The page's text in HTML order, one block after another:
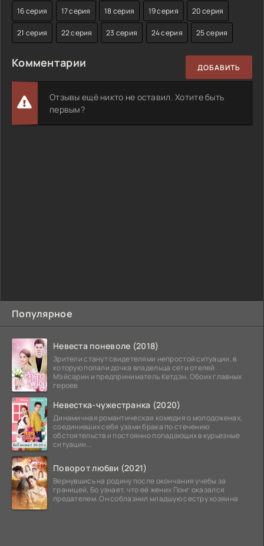
Популярное
Невеста поневоле (2018)
Зрители станут свидетелями непростой ситуации, в
которую попали дочка владельца сети отелей
Мэйсарин и предприниматель Кетдэн. Обоих главных
героев
Невестка-чужестранка (2020)
Динамичная романтическая комедия о молодоженах,
соединивших себя узами брака по стечению
обстоятельств и постоянно попадающих в курьезные
ситуации...
Поворот любви (2021)
Вернувшись на родину после окончания учебы за
границей, Бо узнает, что её жених Понг оказался
предателем. Он соблазнил младшую сестру хозяина
16 серия 17 серия 18 серия 19 серия 20 серия
21 серия 22 серия 23 серия 24 серия 25 серия
Комментарии ДОБАВИТЬ
Отзывы ещё никто не оставил. Хотите быть
первым?